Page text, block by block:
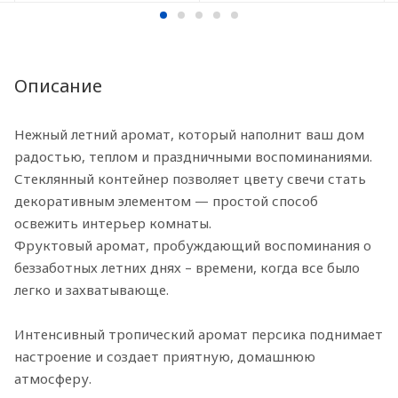
Описание
Нежный летний аромат, который наполнит ваш дом
радостью, теплом и праздничными воспоминаниями.
Стеклянный контейнер позволяет цвету свечи стать
декоративным элементом — простой способ
освежить интерьер комнаты.
Фруктовый аромат, пробуждающий воспоминания о
беззаботных летних днях – времени, когда все было
легко и захватывающе.
Интенсивный тропический аромат персика поднимает
настроение и создает приятную, домашнюю
атмосферу.